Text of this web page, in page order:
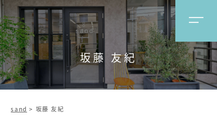
坂藤 友紀
sand > 坂藤 友紀